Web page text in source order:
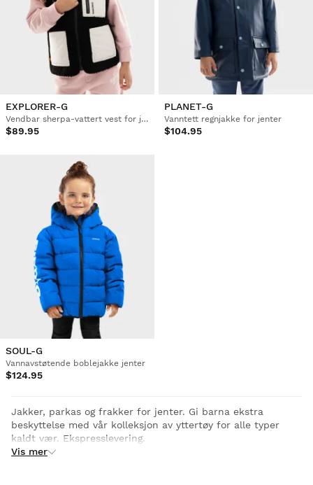
EXPLORER-G
Vendbar sherpa-vattert vest for jenter
$89.95
PLANET-G
Vanntett regnjakke for jenter
$104.95
SOUL-G
Vannavstøtende boblejakke jenter
$124.95
Jakker, parkas og frakker for jenter. Gi barna ekstra
beskyttelse med vår kolleksjon av yttertøy for alle typer
kaldt vær. Ekspresslevering.
Vis mer